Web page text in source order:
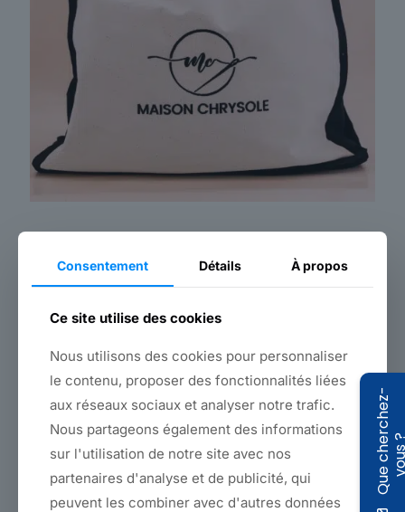
Originally designed as packaging and communication
at our Comines plant have been so successful that they've
sought-after above and beyond any packaging
We manufacture these "tote bags" using heavy linen or
cotton canvas, entirely produced in ourintegrated weaving
mill in Armentières.
Of course, if you wish, we can develop a version perfectly
adapted to your communication needs.
Size, colors, embroidery, handles, everything is
Consentement Détails À propos
Ce site utilise des cookies
Nous utilisons des cookies pour personnaliser
le contenu, proposer des fonctionnalités liées
aux réseaux sociaux et analyser notre trafic.
Nous partageons également des informations
sur l'utilisation de notre site avec nos
partenaires d'analyse et de publicité, qui
peuvent les combiner avec d'autres données
Q
u
e
c
h
e
r
c
h
e
z
-
v
o
u
s